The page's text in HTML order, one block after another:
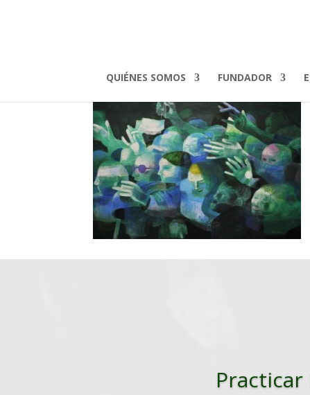
QUIÉNES SOMOS FUNDADOR